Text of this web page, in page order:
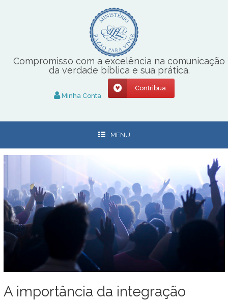
Compromisso com a excelência na comunicação
da verdade bíblica e sua prática.
Minha Conta
Contribua
MENU
A importância da integração